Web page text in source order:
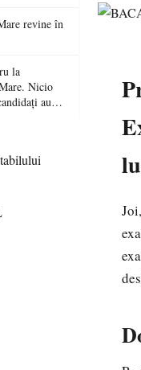
revine în
la
Nicio
au